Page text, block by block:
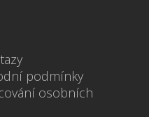
podmínky
osobních